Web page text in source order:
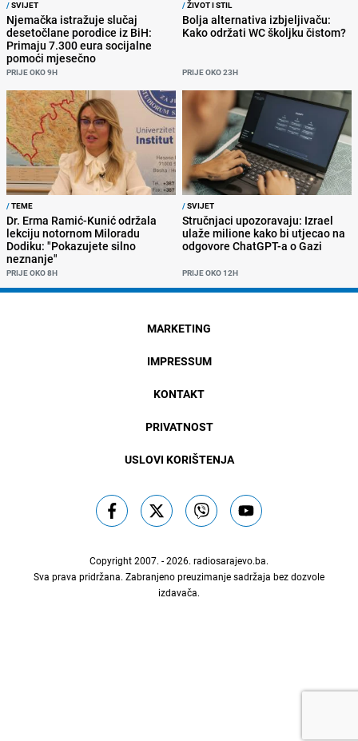
/SVIJET
Njemačka istražuje slučaj
desetočlane porodice iz BiH:
Primaju 7.300 eura socijalne
pomoći mjesečno
PRIJE OKO 9H
/ŽIVOT I STIL
Bolja alternativa izbjeljivaču:
Kako održati WC školjku čistom?
PRIJE OKO 23H
/TEME
Dr. Erma Ramić-Kunić održala
lekciju notornom Miloradu
Dodiku: "Pokazujete silno
neznanje"
PRIJE OKO 8H
/SVIJET
Stručnjaci upozoravaju: Izrael
ulaže milione kako bi utjecao na
odgovore ChatGPT-a o Gazi
PRIJE OKO 12H
MARKETING
IMPRESSUM
KONTAKT
PRIVATNOST
USLOVI KORIŠTENJA
Copyright 2007. - 2026. radiosarajevo.ba.
Sva prava pridržana. Zabranjeno preuzimanje sadržaja bez dozvole
izdavača.